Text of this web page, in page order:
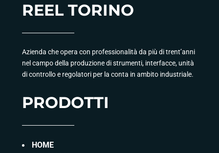
REEL TORINO
Azienda che opera con professionalità da più di trent’anni
nel campo della produzione di strumenti, interfacce, unità
di controllo e regolatori per la conta in ambito industriale.
PRODOTTI
HOME